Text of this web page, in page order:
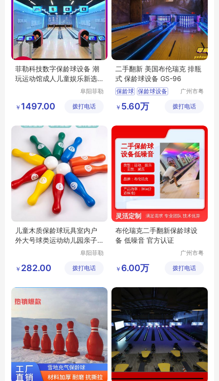
菲勒科技数字保龄球设备 潮
玩运动馆成人儿童娱乐新选
阜阳菲勒
公司
￥ 1497.00 拨打电话
二手翻新 美国布伦瑞克 排瓶
式 保龄球设备 GS-96
保龄球 保龄球设备
二手翻新保龄球设备
广州市粤
备有限公
￥ 5.60万 拨打电话
儿童木质保龄球玩具室内户
外大号球类运动幼儿园亲子
阜阳菲勒
公司
￥ 282.00 拨打电话
布伦瑞克二手翻新保龄球设
备 低噪音 官方认证
广州市粤
备有限公
￥ 6.00万 拨打电话